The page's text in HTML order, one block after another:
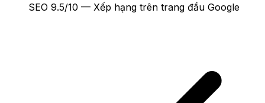
SEO 9.5/10 — Xếp hạng trên trang đầu Google